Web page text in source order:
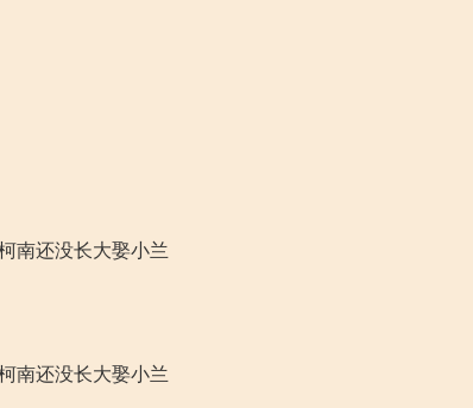
南还没长大娶小兰
南还没长大娶小兰